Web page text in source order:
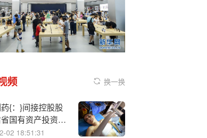
频 换一换
{：}间接控股股
国有资产投资集
司承诺在收购完
02 18:51:31